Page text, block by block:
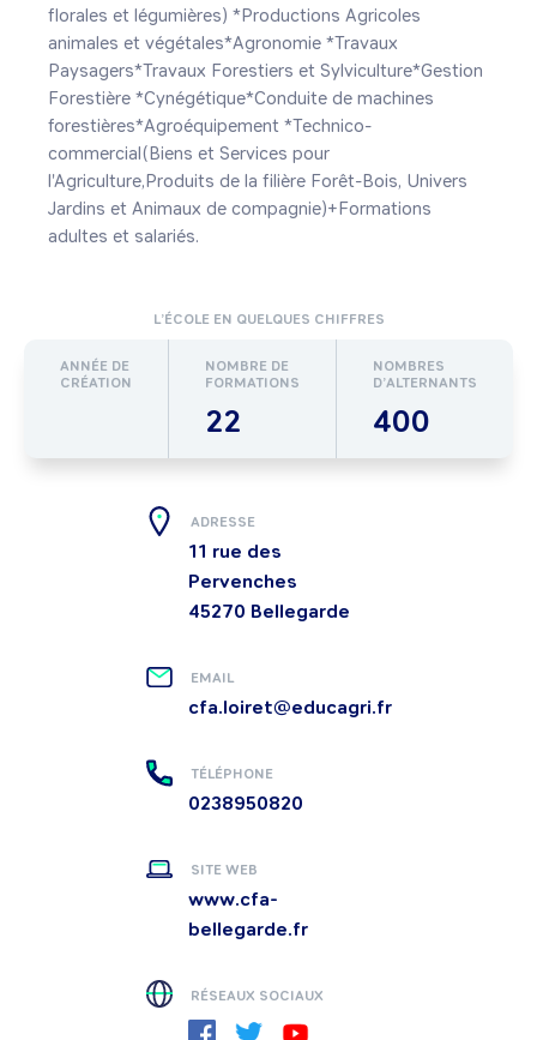
florales et légumières) *Productions Agricoles
animales et végétales*Agronomie *Travaux
Paysagers*Travaux Forestiers et Sylviculture*Gestion
Forestière *Cynégétique*Conduite de machines
forestières*Agroéquipement *Technico-
commercial(Biens et Services pour
l'Agriculture,Produits de la filière Forêt-Bois, Univers
Jardins et Animaux de compagnie)+Formations
adultes et salariés.
L’ÉCOLE EN QUELQUES CHIFFRES
ANNÉE DE
CRÉATION
NOMBRE DE
FORMATIONS
22
NOMBRES
D’ALTERNANTS
400
ADRESSE
11 rue des
Pervenches
45270 Bellegarde
EMAIL
cfa.loiret@educagri.fr
TÉLÉPHONE
0238950820
SITE WEB
www.cfa-
bellegarde.fr
RÉSEAUX SOCIAUX